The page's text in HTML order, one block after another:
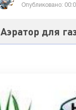
Опубликовано:
Аэратор для